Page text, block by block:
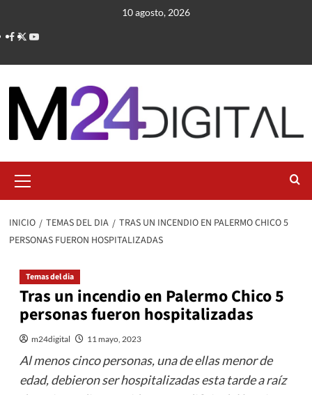
contenido
10 agosto, 2026
primario
INICIO TEMAS DEL DIA
TRAS UN INCENDIO EN PALERMO CHICO 5
PERSONAS FUERON HOSPITALIZADAS
Temas del dia
Tras un incendio en Palermo Chico 5
personas fueron hospitalizadas
m24digital 11 mayo, 2023
Al menos cinco personas, una de ellas menor de
edad, debieron ser hospitalizadas esta tarde a raíz